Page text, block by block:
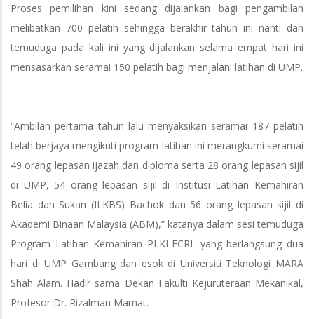
Proses pemilihan kini sedang dijalankan bagi pengambilan
melibatkan 700 pelatih sehingga berakhir tahun ini nanti dan
temuduga pada kali ini yang dijalankan selama empat hari ini
mensasarkan seramai 150 pelatih bagi menjalani latihan di UMP.
“Ambilan pertama tahun lalu menyaksikan seramai 187 pelatih
telah berjaya mengikuti program latihan ini merangkumi seramai
49 orang lepasan ijazah dan diploma serta 28 orang lepasan sijil
di UMP, 54 orang lepasan sijil di Institusi Latihan Kemahiran
Belia dan Sukan (ILKBS) Bachok dan 56 orang lepasan sijil di
Akademi Binaan Malaysia (ABM),” katanya dalam sesi temuduga
Program Latihan Kemahiran PLKI-ECRL yang berlangsung dua
hari di UMP Gambang dan esok di Universiti Teknologi MARA
Shah Alam. Hadir sama Dekan Fakulti Kejuruteraan Mekanikal,
Profesor Dr. Rizalman Mamat.